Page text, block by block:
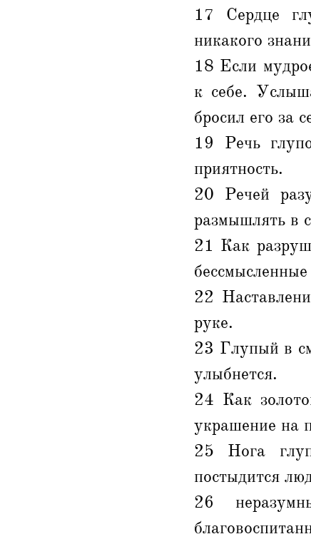
17 Сердце
никакого
18 Если
к себе.
бросил его за
19 Речь
приятность.
20 Речей
размышлять в
21 Как
бессмысленные
22
руке.
23 Глупый в
улыбнется.
24 Как
украшение на
25 Нога
постыдится
26